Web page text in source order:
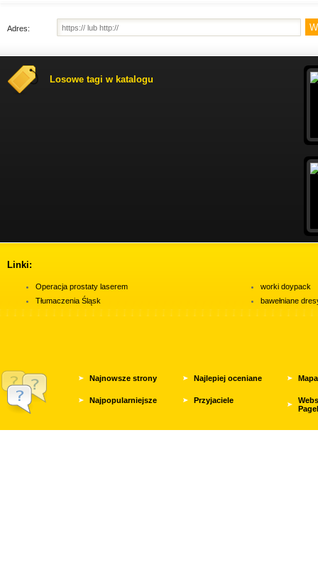
Adres:
Losowe tagi w katalogu
Linki:
Operacja prostaty laserem
Tłumaczenia Śląsk
worki doypack
bawełniane
Najnowsze strony Najlepiej oceniane
Najpopularniejsze Przyjaciele